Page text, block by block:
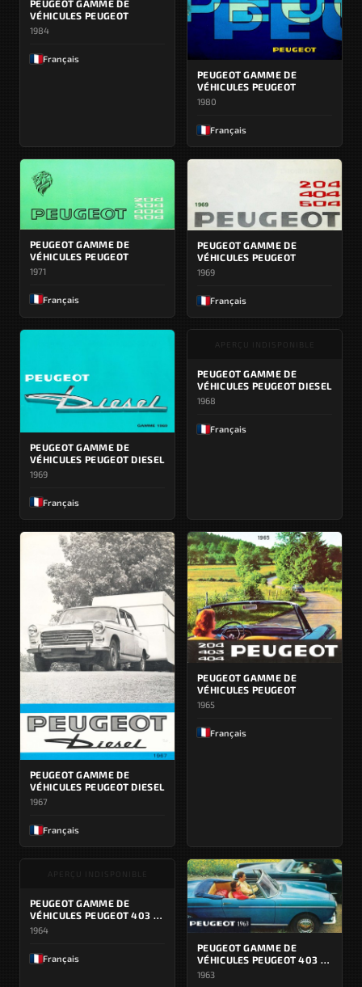
PEUGEOT GAMME DE
VÉHICULES PEUGEOT
1984
Français
PEUGEOT GAMME DE
VÉHICULES PEUGEOT
1980
Français
PEUGEOT GAMME DE
VÉHICULES PEUGEOT
1971
Français
PEUGEOT GAMME DE
VÉHICULES PEUGEOT
1969
Français
PEUGEOT GAMME DE
VÉHICULES PEUGEOT DIESEL
1969
Français
APERÇU INDISPONIBLE
PEUGEOT GAMME DE
VÉHICULES PEUGEOT DIESEL
1968
Français
PEUGEOT GAMME DE
VÉHICULES PEUGEOT DIESEL
1967
Français
PEUGEOT GAMME DE
VÉHICULES PEUGEOT
1965
Français
APERÇU INDISPONIBLE
PEUGEOT GAMME DE
VÉHICULES PEUGEOT 403 /
404
1964
Français
PEUGEOT GAMME DE
VÉHICULES PEUGEOT 403 /
404
1963